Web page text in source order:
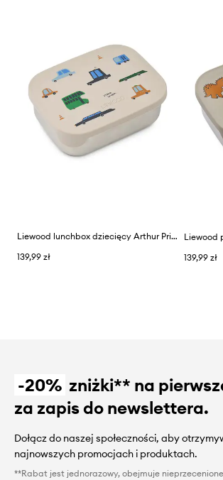
Liewood lunchbox dziecięcy Arthur Printed Lunchbox
139,99 zł
139,99 zł
-20% zniżki** na
za zapis do newslettera.
Dołącz do naszej społeczności, aby
najnowszych promocjach i produktach.
**Rabat jest jednorazowy, obejmuje